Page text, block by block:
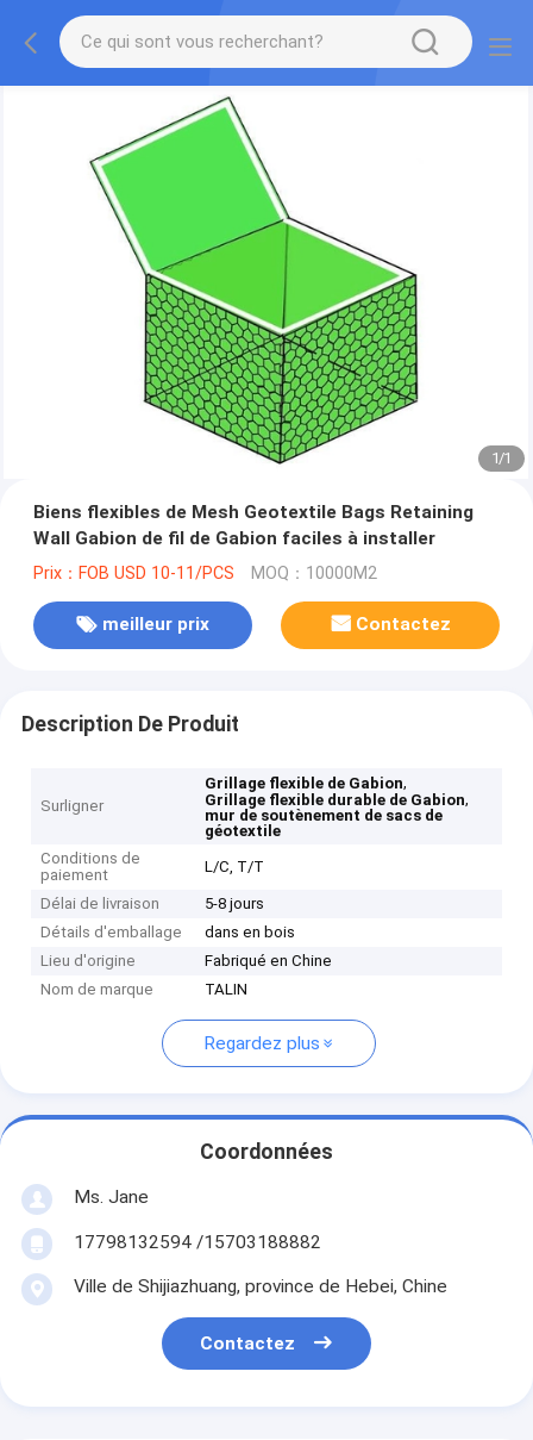
1/1
Biens flexibles de Mesh Geotextile Bags Retaining
Wall Gabion de fil de Gabion faciles à installer
Prix：FOB USD 10-11/PCS MOQ：10000M2
meilleur prix Contactez
Description De Produit
Surligner
Grillage flexible de Gabion,
Grillage flexible durable de Gabion,
mur de soutènement de sacs de
géotextile
Conditions de
paiement
L/C, T/T
Délai de livraison
5-8 jours
Détails d'emballage
dans en bois
Lieu d'origine
Fabriqué en Chine
Nom de marque
TALIN
Regardez plus
Coordonnées
Ms. Jane
17798132594 /15703188882
Ville de Shijiazhuang, province de Hebei, Chine
Contactez